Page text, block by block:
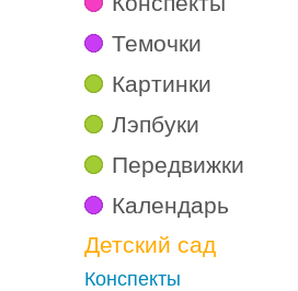
Темочки
Картинки
Лэпбуки
Передвижки
Календарь
Детский сад
Конспекты